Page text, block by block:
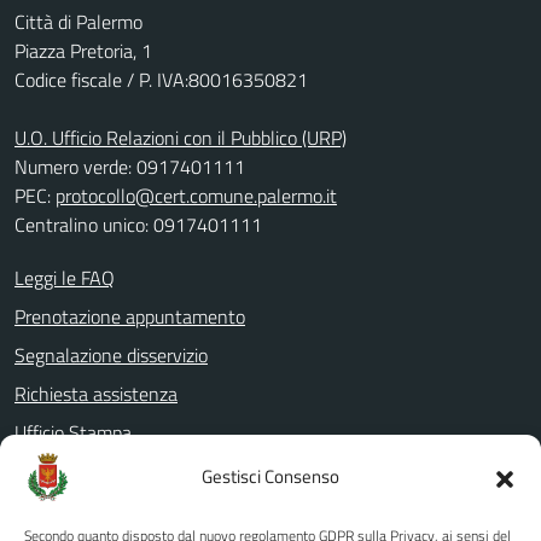
Gestisci Consenso
Secondo quanto disposto dal nuovo regolamento GDPR sulla Privacy, ai sensi del
Città di Palermo
Piazza Pretoria, 1
Codice fiscale / P. IVA:80016350821
U.O. Ufficio Relazioni con il Pubblico (URP)
Numero verde: 0917401111
PEC: protocollo@cert.comune.palermo.it
Centralino unico: 0917401111
Leggi le FAQ
Prenotazione appuntamento
Segnalazione disservizio
Richiesta assistenza
Ufficio Stampa
Amministrazione Trasparente
Albo pretorio